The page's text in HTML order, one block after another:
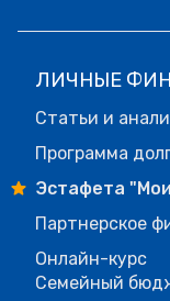
ЛИЧНЫЕ
Статьи и
Программа
Эстафета
Партнерское
Онлайн-курс
Семейный